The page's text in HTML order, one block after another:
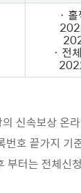
·
· 전
신속보상 온
번호 끝가지 기
부터는 전체신